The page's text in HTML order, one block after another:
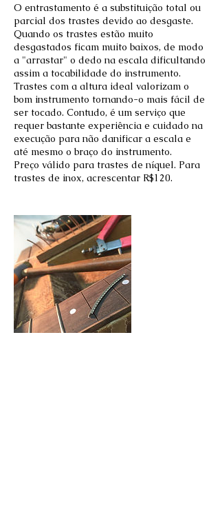
O entrastamento é a substituição total ou
parcial dos trastes devido ao desgaste.
Quando os trastes estão muito
desgastados ficam muito baixos, de modo
a "arrastar" o dedo na escala dificultando
assim a tocabilidade do instrumento.
Trastes com a altura ideal valorizam o
bom instrumento tornando-o mais fácil de
ser tocado. Contudo, é um serviço que
requer bastante experiência e cuidado na
execução para não danificar a escala e
até mesmo o braço do instrumento.
Preço válido para trastes de níquel. Para
trastes de inox, acrescentar R$120.